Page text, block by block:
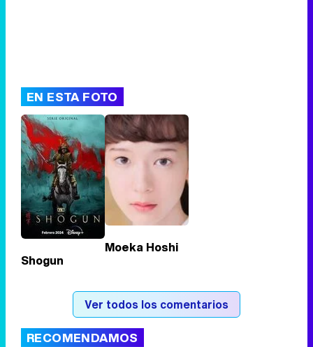
EN ESTA FOTO
Shogun
Moeka Hoshi
Ver todos los comentarios
RECOMENDAMOS